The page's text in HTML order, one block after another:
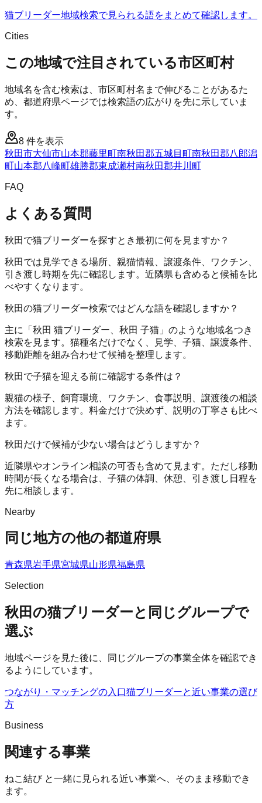
猫ブリーダー地域検索で見られる語をまとめて確認します。
Cities
この地域で注目されている市区町村
地域名を含む検索は、市区町村名まで伸びることがあるた
め、都道府県ページでは検索語の広がりを先に示していま
す。
8 件を表示
秋田市大仙市山本郡藤里町南秋田郡五城目町南秋田郡八郎潟
町山本郡八峰町雄勝郡東成瀬村南秋田郡井川町
FAQ
よくある質問
秋田で猫ブリーダーを探すとき最初に何を見ますか？
秋田では見学できる場所、親猫情報、譲渡条件、ワクチン、
引き渡し時期を先に確認します。近隣県も含めると候補を比
べやすくなります。
秋田の猫ブリーダー検索ではどんな語を確認しますか？
主に「秋田 猫ブリーダー、秋田 子猫」のような地域名つき
検索を見ます。猫種名だけでなく、見学、子猫、譲渡条件、
移動距離を組み合わせて候補を整理します。
秋田で子猫を迎える前に確認する条件は？
親猫の様子、飼育環境、ワクチン、食事説明、譲渡後の相談
方法を確認します。料金だけで決めず、説明の丁寧さも比べ
ます。
秋田だけで候補が少ない場合はどうしますか？
近隣県やオンライン相談の可否も含めて見ます。ただし移動
時間が長くなる場合は、子猫の体調、休憩、引き渡し日程を
先に相談します。
Nearby
同じ地方の他の都道府県
青森県岩手県宮城県山形県福島県
Selection
秋田の猫ブリーダーと同じグループで
選ぶ
地域ページを見た後に、同じグループの事業全体を確認でき
るようにしています。
つながり・マッチングの入口猫ブリーダーと近い事業の選び
方
Business
関連する事業
ねこ結びと一緒に見られる近い事業へ、そのまま移動でき
ます。